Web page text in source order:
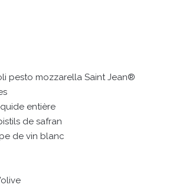
pesto mozzarella Saint Jean®
entière
de safran
de vin blanc